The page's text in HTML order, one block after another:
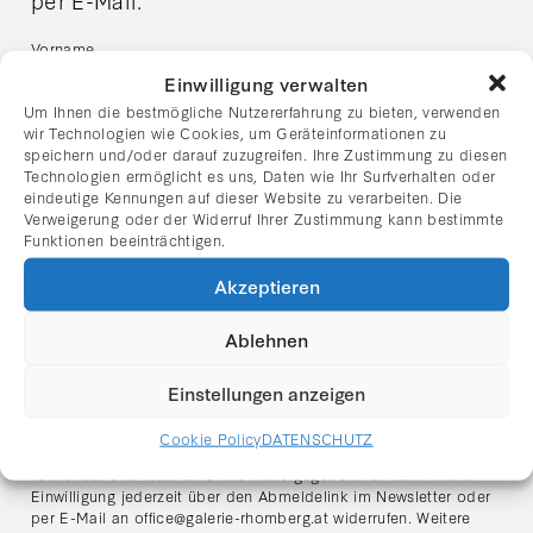
Einwilligung verwalten
Um Ihnen die bestmögliche Nutzererfahrung zu bieten, verwenden
wir Technologien wie Cookies, um Geräteinformationen zu
speichern und/oder darauf zuzugreifen. Ihre Zustimmung zu diesen
Technologien ermöglicht es uns, Daten wie Ihr Surfverhalten oder
eindeutige Kennungen auf dieser Website zu verarbeiten. Die
Verweigerung oder der Widerruf Ihrer Zustimmung kann bestimmte
Funktionen beeinträchtigen.
Akzeptieren
Ablehnen
Einstellungen anzeigen
Cookie PolicyDATENSCHUTZ
Vorname
Nachname
E-Mail Adresse:
Ich habe die Datenschutzerklärung gelesen und stimme
Ich stimme zu, dass meine angegebenen Daten zum Zweck des
Newsletter-Versands verarbeitet werden. Der Versand erfolgt
über den AnbieterMailchimp (Intuit Inc., USA). Meine Daten
werden ausschließlich für den Versand des Newsletters
Einwilligung jederzeit über den Abmeldelink im Newsletter oder
per E-Mail an office@galerie-rhomberg.atwiderrufen. Weitere